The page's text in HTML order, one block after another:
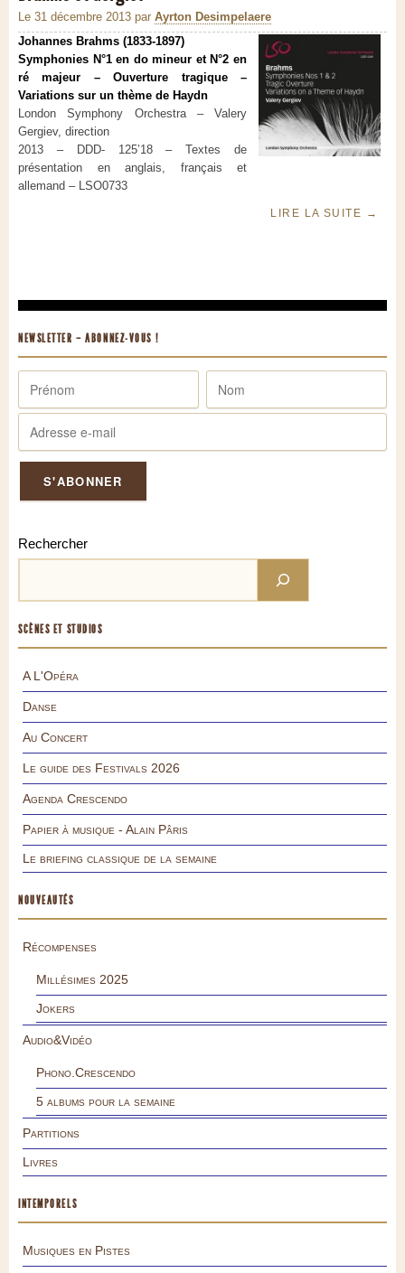
Le 31 décembre 2013 par Ayrton Desimpelaere
Johannes Brahms (1833-1897)
Symphonies N°1 en do mineur et N°2 en
ré majeur – Ouverture tragique –
Variations sur un thème de Haydn
London Symphony Orchestra – Valery
Gergiev, direction
2013 – DDD- 125’18 – Textes de
présentation en anglais, français et
allemand – LSO0733
LIRE LA SUITE →
NEWSLETTER – ABONNEZ-VOUS !
Rechercher
SCÈNES ET STUDIOS
A L'Opéra
Danse
Au Concert
Le guide des Festivals 2026
Agenda Crescendo
Papier à musique - Alain Pâris
Le briefing classique de la semaine
NOUVEAUTÉS
Récompenses
Millésimes 2025
Jokers
Audio&Vidéo
Phono.Crescendo
5 albums pour la semaine
Partitions
Livres
INTEMPORELS
Musiques en Pistes